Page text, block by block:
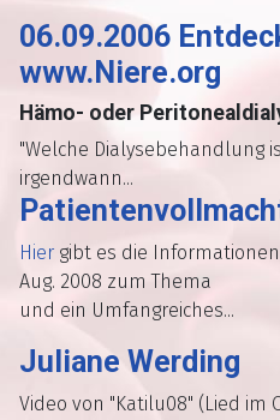
06.09.2006
www.Niere.org
Hämo- oder
"Welche Dialysebehandlung
irgendwann...
Hier gibt es die
Aug. 2008 zum Thema
und ein Umfangreiches...
Juliane Werding
Video von "Katilu08" (Lied im